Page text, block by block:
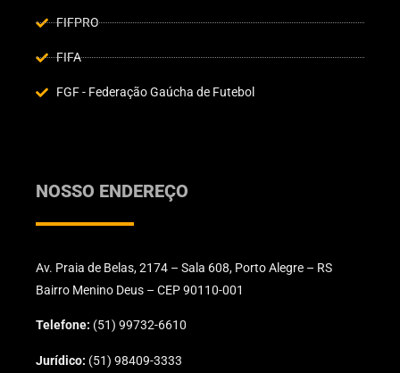
FIFPRO
FIFA
FGF - Federação Gaúcha de Futebol
NOSSO ENDEREÇO
Av. Praia de Belas, 2174 – Sala 608, Porto Alegre – RS
Bairro Menino Deus – CEP 90110-001
Telefone: (51) 99732-6610
Jurídico: (51) 98409-3333